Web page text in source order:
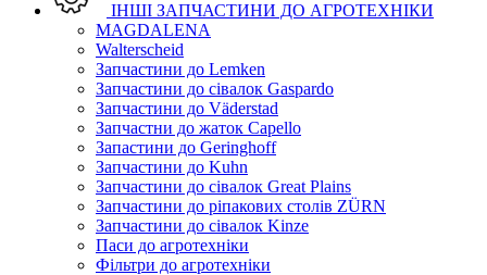
ІНШІ ЗАПЧАСТИНИ ДО АГРОТЕХНІКИ
MAGDALENA
Walterscheid
Запчастини до Lemken
Запчастини до сівалок Gaspardo
Запчастини до Väderstad
Запчастни до жаток Capello
Запастини до Geringhoff
Запчастини до Kuhn
Запчастини до сівалок Great Plains
Запчастини до ріпакових столів ZÜRN
Запчастини до сівалок Kinze
Паси до агротехніки
Фільтри до агротехніки